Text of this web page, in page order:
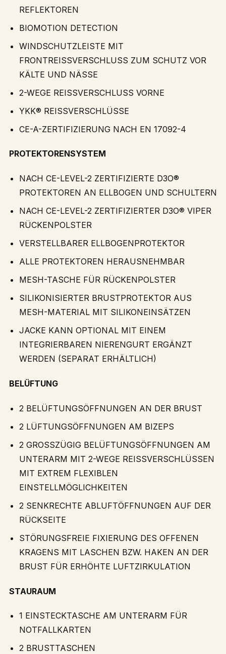
REFLEKTOREN
BIOMOTION DETECTION
WINDSCHUTZLEISTE MIT
FRONTREISSVERSCHLUSS ZUM SCHUTZ VOR
KÄLTE UND NÄSSE
2-WEGE REISSVERSCHLUSS VORNE
YKK® REISSVERSCHLÜSSE
CE-A-ZERTIFIZIERUNG NACH EN 17092-4
PROTEKTORENSYSTEM
NACH CE-LEVEL-2 ZERTIFIZIERTE D3O®
PROTEKTOREN AN ELLBOGEN UND SCHULTERN
NACH CE-LEVEL-2 ZERTIFIZIERTER D3O® VIPER
RÜCKENPOLSTER
VERSTELLBARER ELLBOGENPROTEKTOR
ALLE PROTEKTOREN HERAUSNEHMBAR
MESH-TASCHE FÜR RÜCKENPOLSTER
SILIKONISIERTER BRUSTPROTEKTOR AUS
MESH-MATERIAL MIT SILIKONEINSÄTZEN
JACKE KANN OPTIONAL MIT EINEM
INTEGRIERBAREN NIERENGURT ERGÄNZT
WERDEN (SEPARAT ERHÄLTLICH)
BELÜFTUNG
2 BELÜFTUNGSÖFFNUNGEN AN DER BRUST
2 LÜFTUNGSÖFFNUNGEN AM BIZEPS
2 GROSSZÜGIG BELÜFTUNGSÖFFNUNGEN AM
UNTERARM MIT 2-WEGE REISSVERSCHLÜSSEN
MIT EXTREM FLEXIBLEN
EINSTELLMÖGLICHKEITEN
2 SENKRECHTE ABLUFTÖFFNUNGEN AUF DER
RÜCKSEITE
STÖRUNGSFREIE FIXIERUNG DES OFFENEN
KRAGENS MIT LASCHEN BZW. HAKEN AN DER
BRUST FÜR ERHÖHTE LUFTZIRKULATION
STAURAUM
1 EINSTECKTASCHE AM UNTERARM FÜR
NOTFALLKARTEN
2 BRUSTTASCHEN